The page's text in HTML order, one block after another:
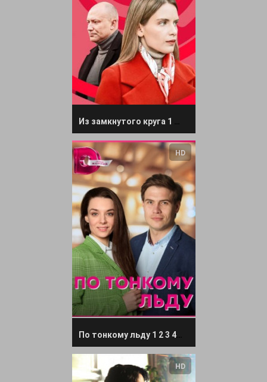
HD
По тонкому льду 1 2 3 4 серия
HD